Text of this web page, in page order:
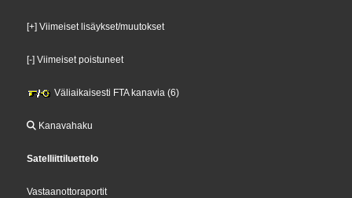
[+] Viimeiset lisäykset/muutokset
[-] Viimeiset poistuneet
Väliaikaisesti FTA kanavia (6)
Kanavahaku
Satelliittiluettelo
Vastaanottoraportit